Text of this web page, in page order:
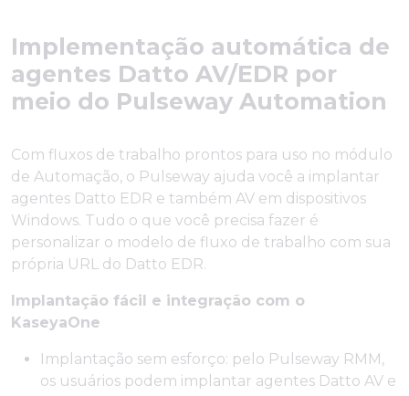
Implementação automática de
agentes Datto AV/EDR por
meio do Pulseway Automation
Com fluxos de trabalho prontos para uso no módulo
de Automação, o Pulseway ajuda você a implantar
agentes Datto EDR e também AV em dispositivos
Windows. Tudo o que você precisa fazer é
personalizar o modelo de fluxo de trabalho com sua
própria URL do Datto EDR.
Implantação fácil e integração com o
KaseyaOne
Implantação sem esforço: pelo Pulseway RMM,
os usuários podem implantar agentes Datto AV e